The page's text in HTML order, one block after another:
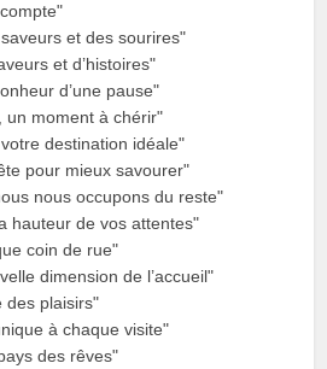
et des sourires"
et d’histoires"
d’une pause"
un moment à chérir"
destination idéale"
pour mieux savourer"
nous occupons du reste"
hauteur de vos attentes"
coin de rue"
dimension de l’accueil"
des plaisirs"
à chaque visite"
des rêves"